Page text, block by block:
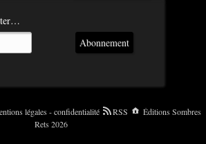
Abonnement
légales - confidentialité RSS
Éditions Sombres
Rets 2026